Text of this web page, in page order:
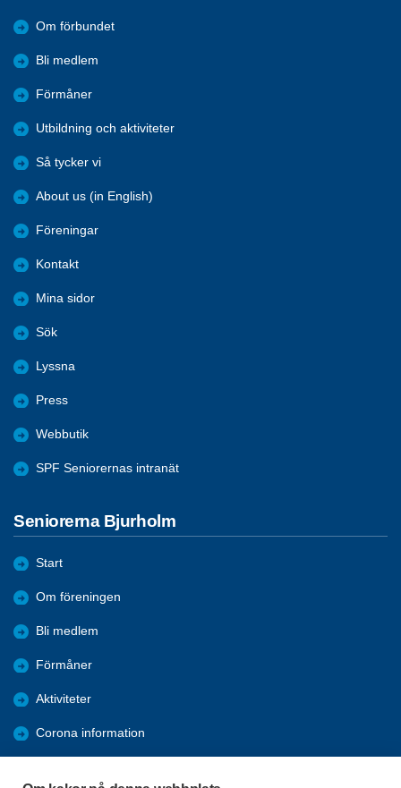
Om förbundet
Bli medlem
Förmåner
Utbildning och aktiviteter
Så tycker vi
About us (in English)
Föreningar
Kontakt
Mina sidor
Sök
Lyssna
Press
Webbutik
SPF Seniorernas intranät
Seniorerna Bjurholm
Start
Om föreningen
Bli medlem
Förmåner
Aktiviteter
Corona information